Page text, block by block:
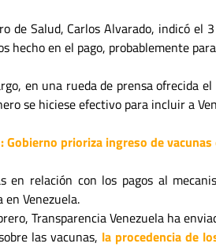
de Salud, Carlos Alvarado, indicó el
hecho en el pago, probablemente
en una rueda de prensa ofrecida
se hiciese efectivo para incluir a
Gobierno prioriza ingreso de
en relación con los pagos al
en Venezuela.
Transparencia Venezuela ha
las vacunas, la procedencia de